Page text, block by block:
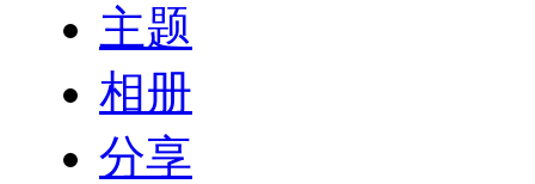
主题
相册
分享